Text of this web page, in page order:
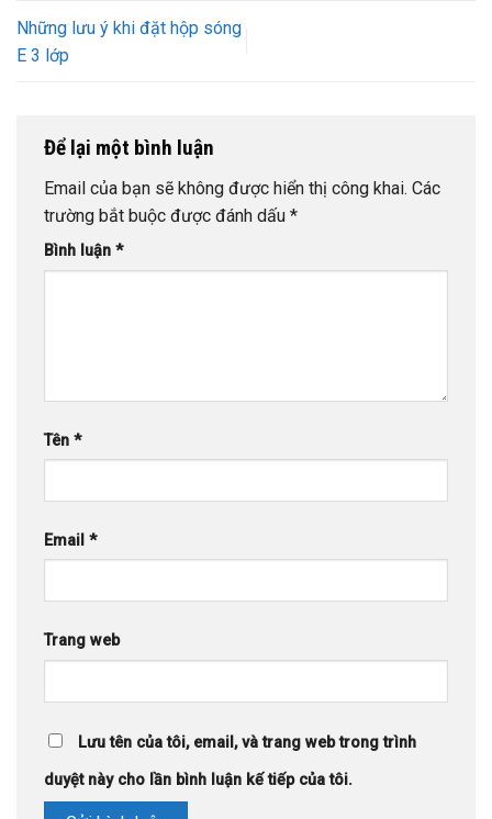
Những lưu ý khi đặt hộp sóng
E 3 lớp
Để lại một bình luận
Email của bạn sẽ không được hiển thị công khai. Các
trường bắt buộc được đánh dấu *
Bình luận *
Tên *
Email *
Trang web
Lưu tên của tôi, email, và trang web trong trình
duyệt này cho lần bình luận kế tiếp của tôi.